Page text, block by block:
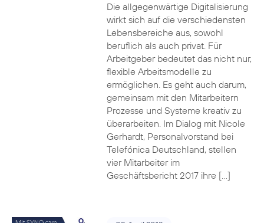
Die allgegenwärtige Digitalisierung
wirkt sich auf die verschiedensten
Lebensbereiche aus, sowohl
beruflich als auch privat. Für
Arbeitgeber bedeutet das nicht nur,
flexible Arbeitsmodelle zu
ermöglichen. Es geht auch darum,
gemeinsam mit den Mitarbeitern
Prozesse und Systeme kreativ zu
überarbeiten. Im Dialog mit Nicole
Gerhardt, Personalvorstand bei
Telefónica Deutschland, stellen
vier Mitarbeiter im
Geschäftsbericht 2017 ihre […]